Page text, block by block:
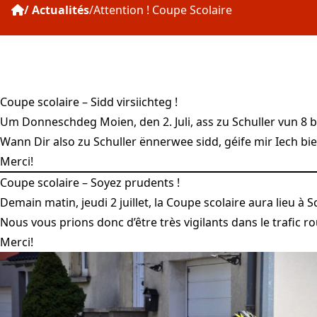
Actualités Attention ! Coupe Scolaire
Coupe scolaire – Sidd virsiichteg !
Um Donneschdeg Moien, den 2. Juli, ass zu Schuller vun 8
Wann Dir also zu Schuller ënnerwee sidd, géife mir Iech
Merci!
Coupe scolaire – Soyez prudents !
Demain matin, jeudi 2 juillet, la Coupe scolaire aura lieu à
Nous vous prions donc d’être très vigilants dans le trafic
Merci!